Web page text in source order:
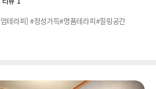
테라피] #정성가득#명품테라피#힐링공간